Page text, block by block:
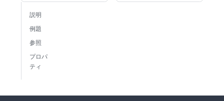
説明
例題
参照
プロパ
ティ